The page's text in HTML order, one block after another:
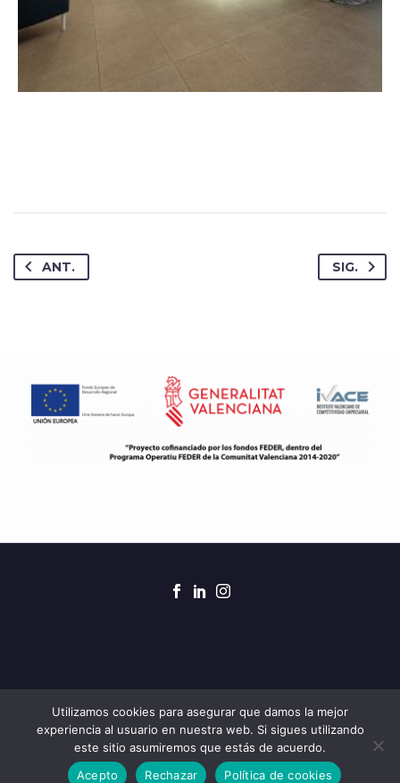
ANT. SIG.
2021 © Creado por 7Clicks para ZAR Obras y
Servicios. Todos los derechos reservados.
Aviso legal| Política de privacidad| Política de cookies
Utilizamos cookies para asegurar que damos la mejor
experiencia al usuario en nuestra web. Si sigues utilizando
este sitio asumiremos que estás de acuerdo.
Acepto
Rechazar Política de cookies